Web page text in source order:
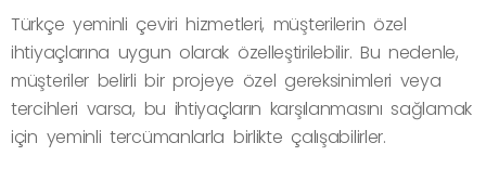
Türkçe yeminli çeviri hizmetleri, müşterilerin özel
ihtiyaçlarına uygun olarak özelleştirilebilir. Bu nedenle,
müşteriler belirli bir projeye özel gereksinimleri veya
tercihleri varsa, bu ihtiyaçların karşılanmasını sağlamak
için yeminli tercümanlarla birlikte çalışabilirler.